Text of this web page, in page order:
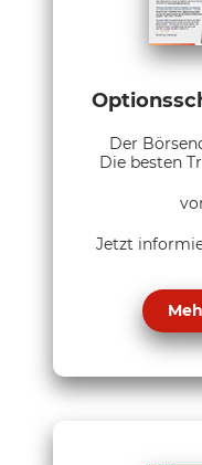
Der
Die besten
Jetzt